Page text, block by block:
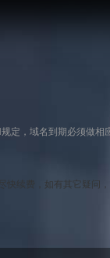
定，域名到期必须做相
快续费，如有其它疑问